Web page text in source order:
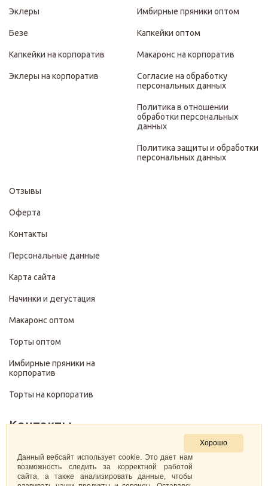
Эклеры
Безе
Капкейки на корпоратив
Эклеры на корпоратив
Имбирные пряники оптом
Капкейки оптом
Макаронс на корпоратив
Согласие на обработку
персональных данных
Политика в отношении
обработки персональных
данных
Политика защиты и обработки
персональных данных
Отзывы
Оферта
Контакты
Персональные данные
Карта сайта
Начинки и дегустация
Макаронс оптом
Торты оптом
Имбирные пряники на
корпоратив
Торты на корпоратив
Контакты
+7 (499) 322-28-29
pirojenka.rf@gmail.com
Хорошо
Данный вебсайт использует cookie. Это дает нам
возможность следить за корректной работой
сайта, а также анализировать данные, чтобы